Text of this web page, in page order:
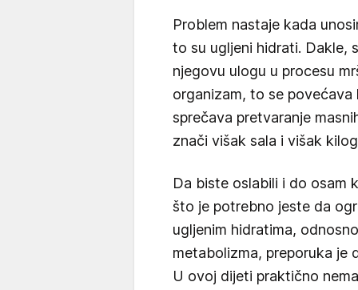
Problem nastaje kada
to su ugljeni hidrati. Dakle,
njegovu ulogu u procesu
organizam, to se povećava
sprečava pretvaranje
znači višak sala i višak
Da biste oslabili i do osam
što je potrebno jeste da
ugljenim hidratima,
metabolizma, preporuka je
U ovoj dijeti praktično